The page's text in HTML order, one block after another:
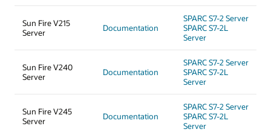
Sun Fire V215
Server
Documentation
SPARC S7-2 Server
SPARC S7-2L
Server
Sun Fire V240
Server
Documentation
SPARC S7-2 Server
SPARC S7-2L
Server
Sun Fire V245
Server
Documentation
SPARC S7-2 Server
SPARC S7-2L
Server